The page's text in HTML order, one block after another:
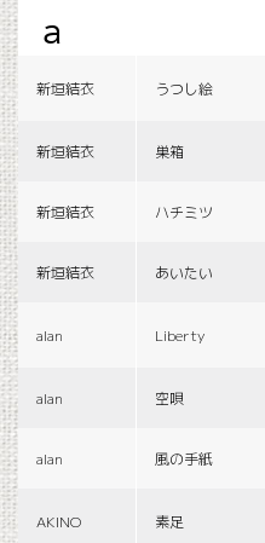
a
新垣結衣 うつし絵
新垣結衣 巣箱
新垣結衣 ハチミツ
新垣結衣 あいたい
alan Liberty
alan 空唄
alan 風の手紙
AKINO 素足